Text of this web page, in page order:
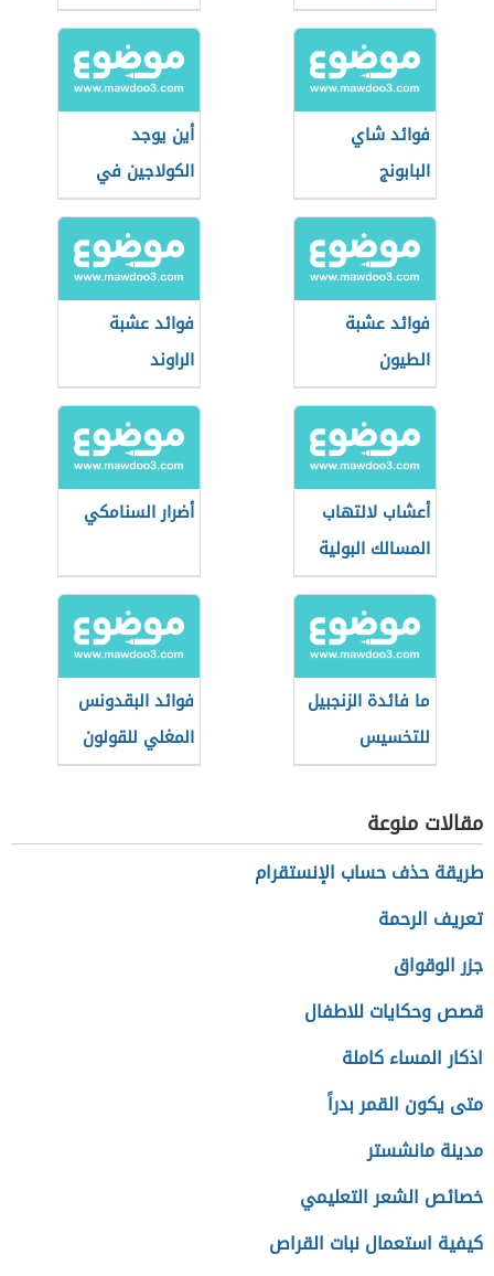
فوائد شاي
البابونج
أين يوجد
الكولاجين في
الأعشاب
فوائد عشبة
الطيون
فوائد عشبة
الراوند
أعشاب لالتهاب
المسالك البولية
أضرار السنامكي
ما فائدة الزنجبيل
للتخسيس
فوائد البقدونس
المغلي للقولون
مقالات منوعة
طريقة حذف حساب الإنستقرام
تعريف الرحمة
جزر الوقواق
قصص وحكايات للاطفال
اذكار المساء كاملة
متى يكون القمر بدراً
مدينة مانشستر
خصائص الشعر التعليمي
كيفية استعمال نبات القراص